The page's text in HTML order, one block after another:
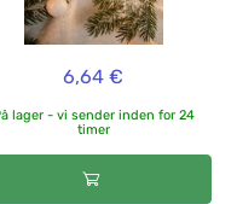
6,64 €
lager - vi sender inden for 24
timer